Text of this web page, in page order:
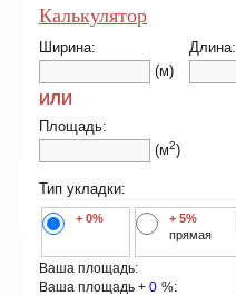
Калькулятор
Ширина:
(м)
Длина:
ИЛИ
Площадь:
(м2)
Тип укладки:
+ 0%
+ 5%
прямая
Ваша площадь:
Ваша площадь + 0 %: